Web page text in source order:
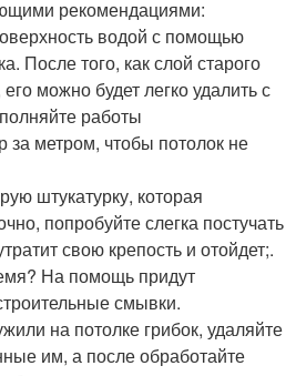
рекомендациями:
водой с помощью
После того, как слой старого
можно будет легко удалить с
работы
за метром, чтобы потолок не
штукатурку, которая
попробуйте слегка постучать
свою крепость и отойдет;.
На помощь придут
смывки.
на потолке грибок, удаляйте
им, а после обработайте